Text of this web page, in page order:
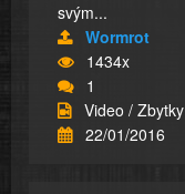
svým...
Wormrot
1434x
1
Video / Zbytky
22/01/2016